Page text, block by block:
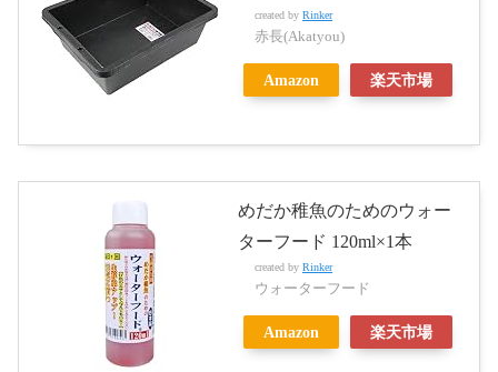
created by Rinker
赤長(Akatyou)
Amazon 楽天市場
めだか稚魚のためのウォー
ターフード 120ml×1本
created by Rinker
ウォーターフード
Amazon 楽天市場